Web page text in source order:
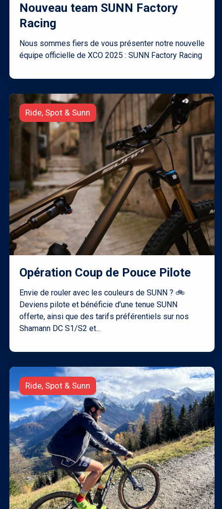
Nouveau team SUNN Factory
Racing
Nous sommes fiers de vous présenter notre nouvelle
équipe officielle de XCO 2025 : SUNN Factory Racing
Ride, Spot & Sunn
Opération Coup de Pouce Pilote
Envie de rouler avec les couleurs de SUNN ? 🚲
Deviens pilote et bénéficie d’une tenue SUNN
offerte, ainsi que des tarifs préférentiels sur nos
Shamann DC S1/S2 et...
Ride, Spot & Sunn